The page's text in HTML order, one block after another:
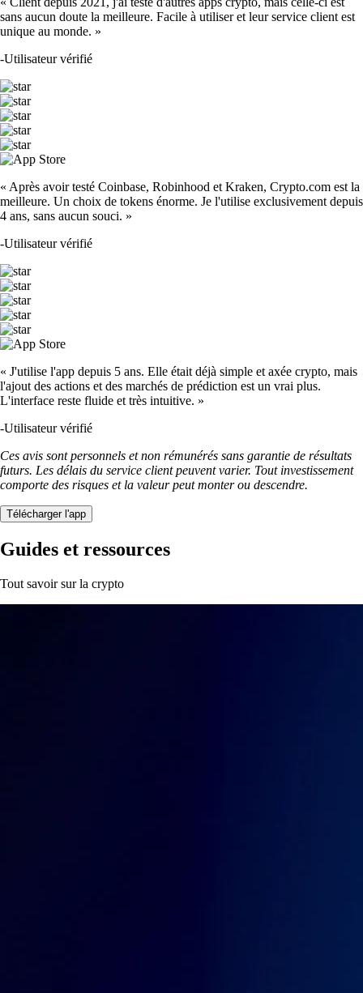
sans aucun doute la meilleure. Facile à utiliser et leur service client est
unique au monde. »
-Utilisateur vérifié
« Après avoir testé Coinbase, Robinhood et Kraken, Crypto.com est la
meilleure. Un choix de tokens énorme. Je l'utilise exclusivement depuis
4 ans, sans aucun souci. »
-Utilisateur vérifié
« J'utilise l'app depuis 5 ans. Elle était déjà simple et axée crypto, mais
l'ajout des actions et des marchés de prédiction est un vrai plus.
L'interface reste fluide et très intuitive. »
-Utilisateur vérifié
Ces avis sont personnels et non rémunérés sans garantie de résultats
futurs. Les délais du service client peuvent varier. Tout investissement
comporte des risques et la valeur peut monter ou descendre.
Télécharger l'app
Guides et ressources
Tout savoir sur la crypto